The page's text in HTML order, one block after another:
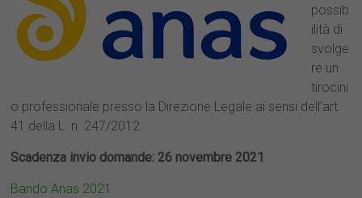
possib
ilità di
svolge
re un
tirocini
o professionale presso la Direzione Legale ai sensi dell’art.
41 della L. n. 247/2012.
Scadenza invio domande: 26 novembre 2021
Bando Anas 2021